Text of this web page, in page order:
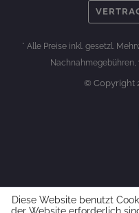
* Alle Preise inkl. gesetzl.
© Copyright
Diese Website benutzt